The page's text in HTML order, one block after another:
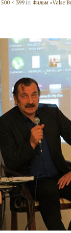
500 × 399in Фильм «Valse